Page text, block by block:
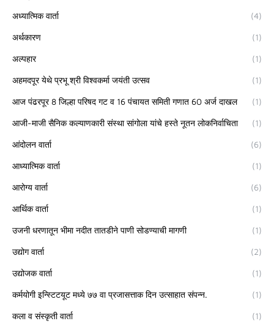
अध्यात्मिक वार्ता (4)
अर्थकारण (1)
अल्पहार (1)
अहमदपूर येथे प्रभू श्री विश्वकर्मा जयंती उत्सव (1)
आज पंढरपूर 8 जिल्हा परिषद गट व 16 पंचायत समिती गणात 60 अर्ज दाखल (1)
आजी-माजी सैनिक कल्याणकारी संस्था सांगोला यांचे हस्ते नूतन लोकनिर्वाचिता (1)
आंदोलन वार्ता (6)
आध्यात्मिक वार्ता (1)
आरोग्य वार्ता (6)
आर्थिक वार्ता (1)
उजनी धरणातून भीमा नदीत तातडीने पाणी सोडण्याची मागणी (1)
उद्योग वार्ता (2)
उद्योजक वार्ता (1)
कर्मयोगी इन्स्टिटयूट मध्ये ७७ वा प्रजासत्ताक दिन उत्साहात संपन्न. (1)
कला व संस्कृती वार्ता (1)